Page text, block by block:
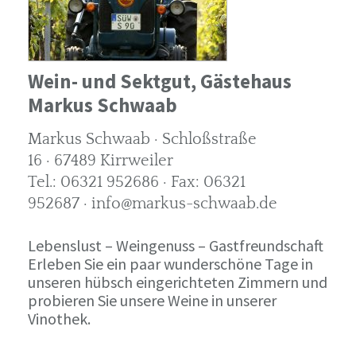
Wein- und Sektgut, Gästehaus
Markus Schwaab
Markus Schwaab · Schloßstraße
16 · 67489 Kirrweiler
Tel.: 06321 952686 · Fax: 06321
952687 · info@markus-schwaab.de
Lebenslust – Weingenuss – Gastfreundschaft
Erleben Sie ein paar wunderschöne Tage in
unseren hübsch eingerichteten Zimmern und
probieren Sie unsere Weine in unserer
Vinothek.